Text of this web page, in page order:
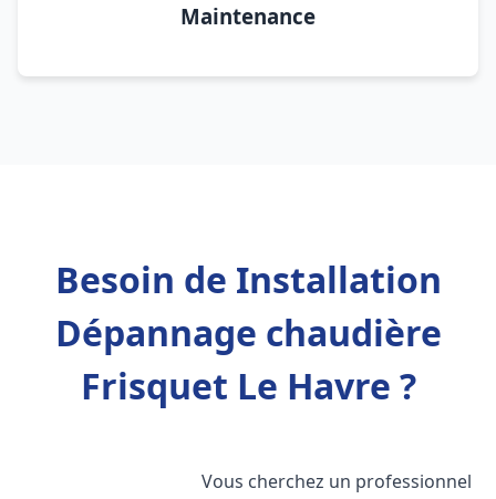
Maintenance
Besoin de Installation
Dépannage chaudière
Frisquet Le Havre ?
Vous cherchez un professionnel